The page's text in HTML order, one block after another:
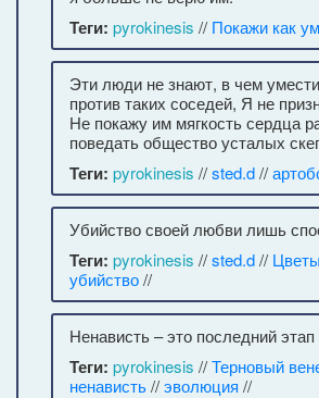
Теги: pyrokinesis // Покажи как
Эти люди не знают, в чем
против таких соседей, Я не
Не покажу им мягкость сердца
поведать общество усталых
Теги: pyrokinesis //sted.d//
Убийство своей любви лишь
Теги: pyrokinesis //sted.d//
убийство//
Ненависть – это последний
Теги: pyrokinesis //Терновый
ненависть//эволюция //